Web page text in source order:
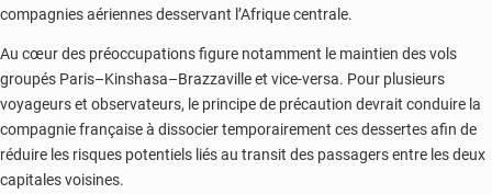
compagnies aériennes desservant l’Afrique centrale.
Au cœur des préoccupations figure notamment le maintien des vols
groupés Paris–Kinshasa–Brazzaville et vice-versa. Pour plusieurs
voyageurs et observateurs, le principe de précaution devrait conduire la
compagnie française à dissocier temporairement ces dessertes afin de
réduire les risques potentiels liés au transit des passagers entre les deux
capitales voisines.